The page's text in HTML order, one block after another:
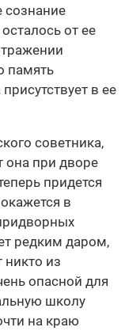
сознание
от ее
память
в ее
советника,
она при дворе
придется
в
редким даром,
никто из
опасной для
школу
на краю